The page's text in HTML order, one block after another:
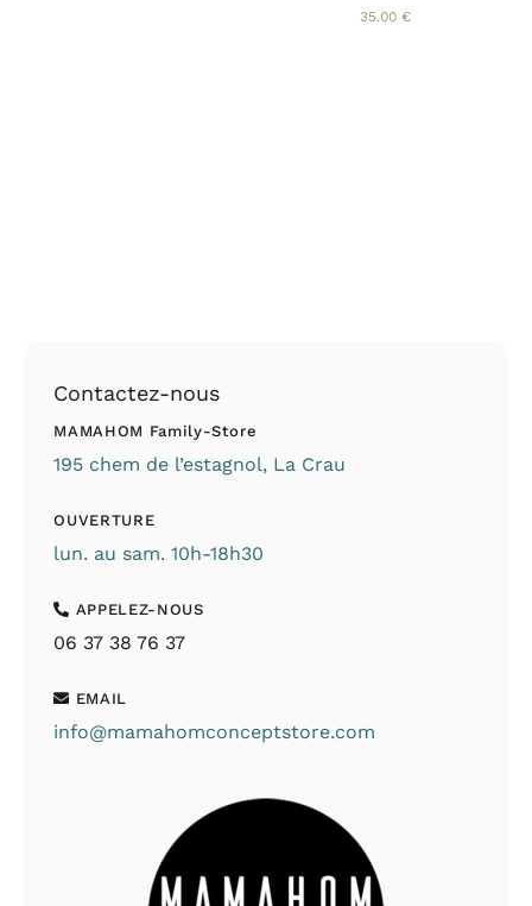
35.00 €
Contactez-nous
MAMAHOM Family-Store
195 chem de l’estagnol, La Crau
OUVERTURE
lun. au sam. 10h-18h30
APPELEZ-NOUS
06 37 38 76 37
EMAIL
info@mamahomconceptstore.com